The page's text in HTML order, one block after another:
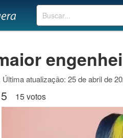
Buscar
atualização: 25 de abril de
15 votos